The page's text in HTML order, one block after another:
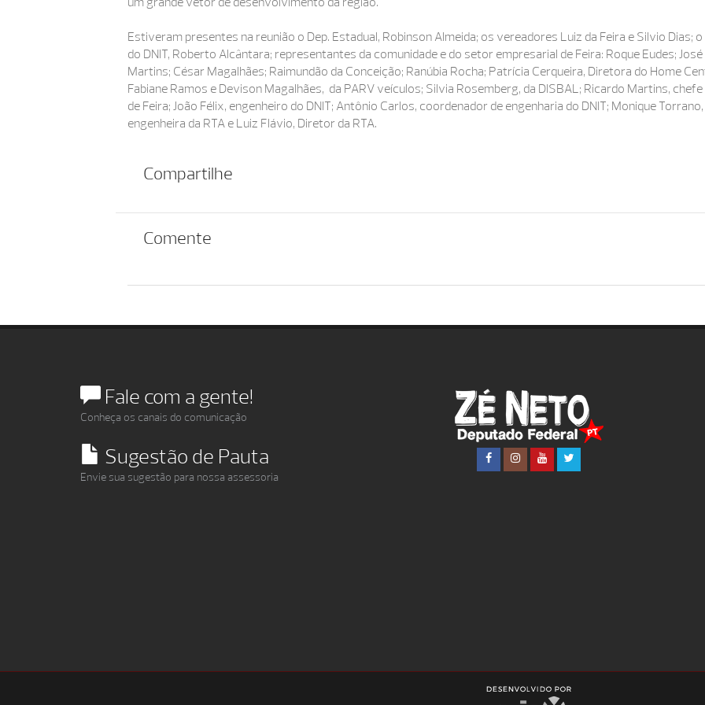
um grande vetor de desenvolvimento da região.
Estiveram presentes na reunião o Dep. Estadual, Robinson Almeida; os vereadores Luiz da Feira e Silvio Dias;
do DNIT, Roberto Alcântara; representantes da comunidade e do setor empresarial de Feira: Roque Eudes; José
Martins; César Magalhães; Raimundão da Conceição; Ranúbia Rocha; Patrícia Cerqueira, Diretora do Home
Fabiane Ramos e Devison Magalhães, da PARV veículos; Silvia Rosemberg, da DISBAL; Ricardo Martins, chefe
de Feira; João Félix, engenheiro do DNIT; Antônio Carlos, coordenador de engenharia do DNIT; Monique Torrano,
engenheira da RTA e Luiz Flávio, Diretor da RTA.
Compartilhe
Comente
Fale com a gente!
Conheça os canais do comunicação
Sugestão de Pauta
Envie sua sugestão para nossa assessoria